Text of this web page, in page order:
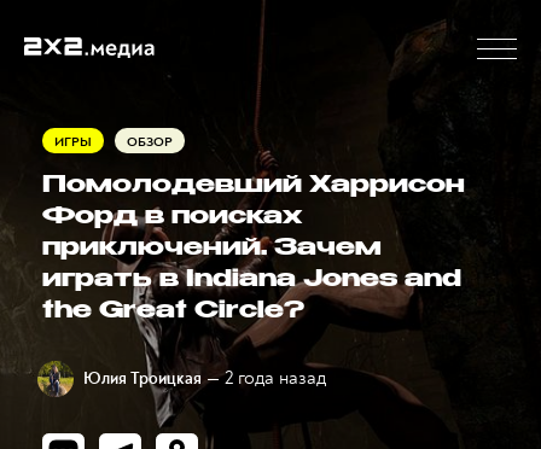
ИГРЫ ОБЗОР
Помолодевший Харрисон
Форд в поисках
приключений. Зачем
играть в Indiana Jones and
the Great Circle?
Юлия Троицкая — 2 года назад